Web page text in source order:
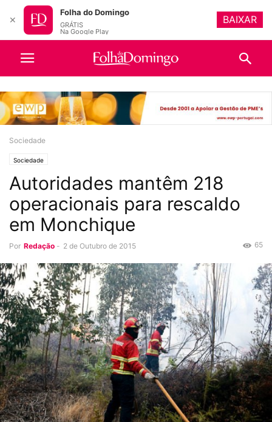
Sociedade
Sociedade
Autoridades mantêm 218
operacionais para rescaldo
em Monchique
Por Redação - 2 de Outubro de 2015 65
✕
Folha do Domingo
GRÁTIS
Na Google Play
BAIXAR